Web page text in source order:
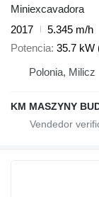
Miniexcavadora
2017
5.345 m/h
Potencia 35.7 kW
Polonia, Milicz
KM MASZYNY